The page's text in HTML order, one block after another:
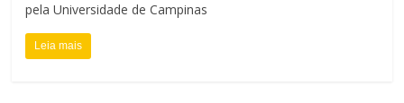
pela Universidade de Campinas
Leia mais